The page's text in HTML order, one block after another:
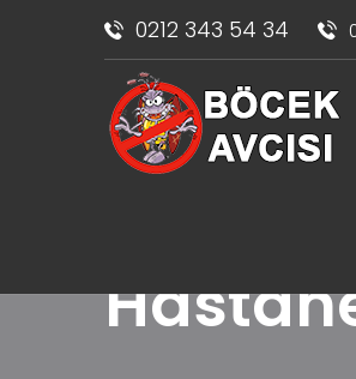
0212 343 54 34